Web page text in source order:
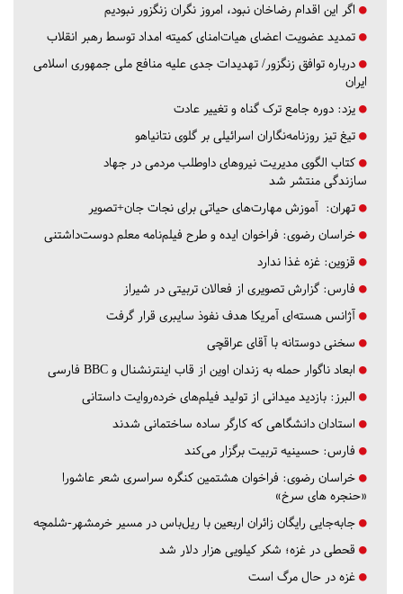
اگر این اقدام رضاخان نبود، امروز نگران زنگزور نبودیم
تمدید عضویت اعضای هیات‌امنای کمیته امداد توسط رهبر انقلاب
درباره توافق زنگزور/ تهدیدات جدی علیه منافع ملی جمهوری اسلامی
ایران
یزد: دوره جامع ترک گناه و تغییر عادت
تیغ تیز روزنامه‌نگاران اسرائیلی بر گلوی نتانیاهو
کتاب الگوی مدیریت نیروهای داوطلب مردمی در جهاد
سازندگی منتشر شد
تهران: آموزش مهارت‌های حیاتی برای نجات جان+تصویر
خراسان رضوی: فراخوان ایده و طرح فیلم‌نامه معلم دوست‌داشتنی
قزوین: غزه غذا ندارد
فارس: گزارش تصویری از فعالان تربیتی در شیراز
آژانس هسته‌ای آمریکا هدف نفوذ سایبری قرار گرفت
سخنی دوستانه با آقای عراقچی
ابعاد ناگوار حمله به زندان اوین از قاب اینترنشنال و BBC فارسی
البرز: بازدید میدانی از تولید فیلم‌های خرده‌روایت داستانی
استادان دانشگاهی که کارگر ساده ساختمانی شدند
فارس: حسینیه تربیت برگزار می‌کند
خراسان رضوی: فراخوان هشتمین کنگره سراسری شعر عاشورا
«حنجره های سرخ»
جابه‌جایی رایگان زائران اربعین با ریل‌باس در مسیر خرمشهر-شلمچه
قحطی در غزه؛ شکر کیلویی هزار دلار شد
غزه در حال مرگ است